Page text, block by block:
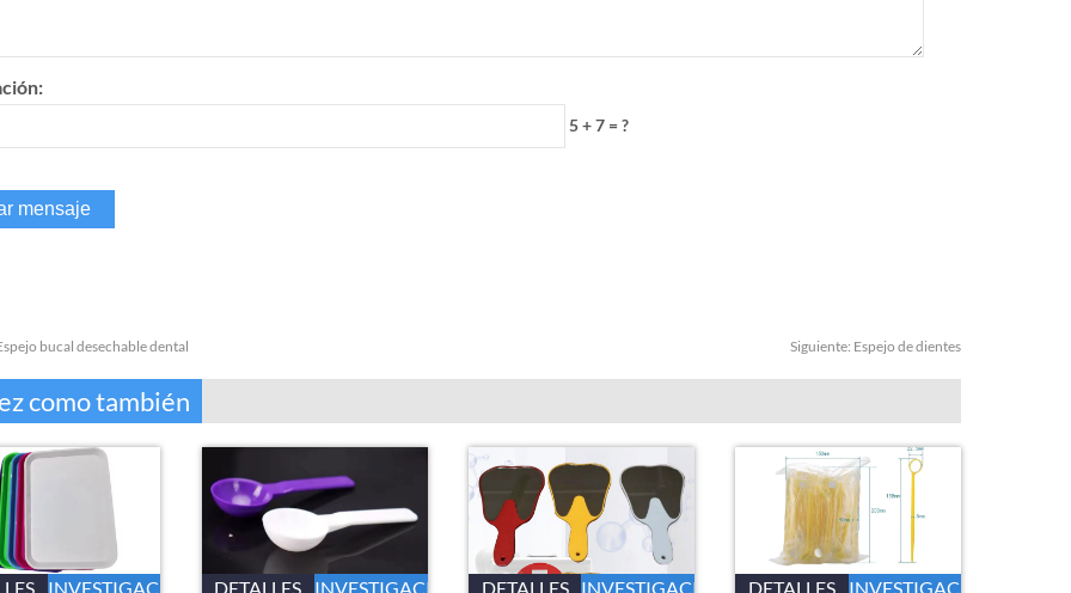
5 + 7 = ?
bucal desechable dental Siguiente: Espejo de dientes
como también
INVESTIGACIÓN DETALLES INVESTIGACIÓN DETALLES INVESTIGACIÓN DETALLES
INVESTIGACIÓN